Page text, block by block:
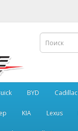
BYD Cadillac
KIA Lexus